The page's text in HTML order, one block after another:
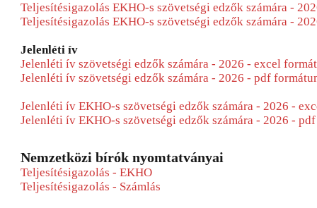
Teljesítésigazolás EKHO-s szövetségi edzők számára -
Teljesítésigazolás EKHO-s szövetségi edzők számára -
Jelenléti ív
Jelenléti ív szövetségi edzők számára - 2026 - excel
Jelenléti ív szövetségi edzők számára - 2026 - pdf
Jelenléti ív EKHO-s szövetségi edzők számára - 2026 -
Jelenléti ív EKHO-s szövetségi edzők számára - 2026 -
Nemzetközi bírók nyomtatványai
Teljesítésigazolás - EKHO
Teljesítésigazolás - Számlás